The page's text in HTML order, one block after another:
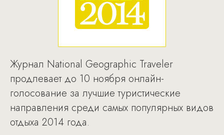
Журнал National Geographic Traveler
продлевает до 10 ноября онлайн-
голосование за лучшие туристические
направления среди самых популярных видов
отдыха 2014 года.